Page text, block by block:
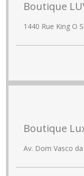
Boutique
1440 Rue King O
Boutique
Av. Dom Vasco